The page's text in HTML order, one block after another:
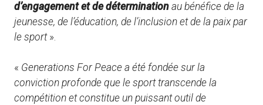
d’engagement et de détermination au bénéfice de la
jeunesse, de l’éducation, de l’inclusion et de la paix par
le sport».
« Generations For Peace a été fondée sur la
conviction profonde que le sport transcende la
compétition et constitue un puissant outil de